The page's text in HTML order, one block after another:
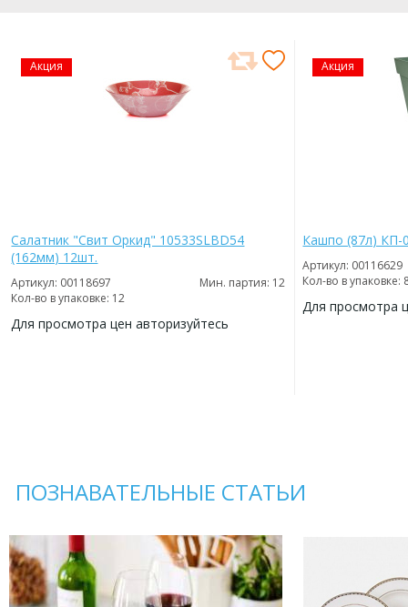
Акция
Салатник "Свит Оркид" 10533SLBD54
(162мм) 12шт.
Артикул: 00118697
Мин. партия: 12
Кол-во в упаковке: 12
Для просмотра цен авторизуйтесь
Акция
Кашпо (87л) КП-
Артикул: 00116629
Кол-во в упаковке:
Для просмотра
ПОЗНАВАТЕЛЬНЫЕ СТАТЬИ